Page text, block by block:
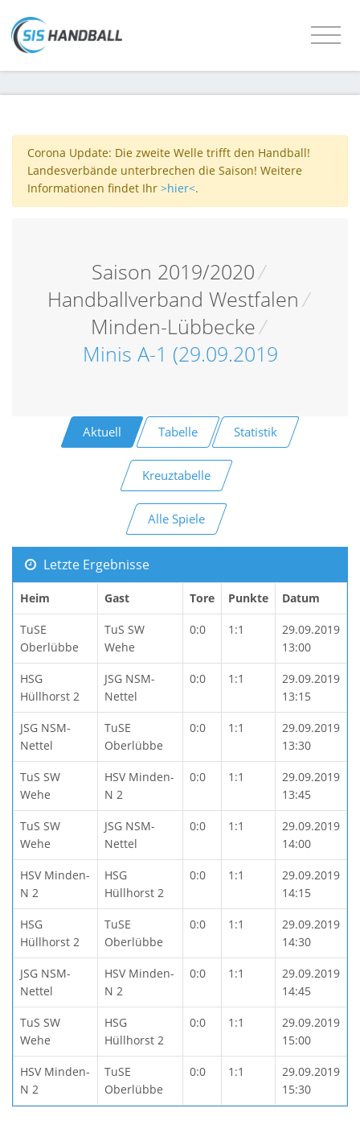
Corona Update: Die zweite Welle trifft den Handball!
Landesverbände unterbrechen die Saison! Weitere
Informationen findet Ihr >hier<.
Saison 2019/2020/
Handballverband Westfalen/
Minden-Lübbecke/
Minis A-1 (29.09.2019
Aktuell Tabelle Statistik
Kreuztabelle
Alle Spiele
Letzte Ergebnisse
Heim Gast Tore Punkte Datum
TuSE
Oberlübbe
TuS SW
Wehe
0:0 1:1
29.09.2019
13:00
HSG
Hüllhorst 2
JSG NSM-
Nettel
0:0 1:1
29.09.2019
13:15
JSG NSM-
Nettel
TuSE
Oberlübbe
0:0 1:1
29.09.2019
13:30
TuS SW
Wehe
HSV Minden-
N 2
0:0 1:1
29.09.2019
13:45
TuS SW
Wehe
JSG NSM-
Nettel
0:0 1:1
29.09.2019
14:00
HSV Minden-
N 2
HSG
Hüllhorst 2
0:0 1:1
29.09.2019
14:15
HSG
Hüllhorst 2
TuSE
Oberlübbe
0:0 1:1
29.09.2019
14:30
JSG NSM-
Nettel
HSV Minden-
N 2
0:0 1:1
29.09.2019
14:45
TuS SW
Wehe
HSG
Hüllhorst 2
0:0 1:1
29.09.2019
15:00
HSV Minden-
N 2
TuSE
Oberlübbe
0:0 1:1
29.09.2019
15:30